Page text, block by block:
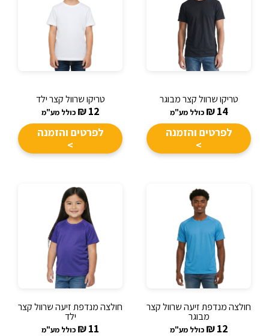
טריקו שרוול קצר מבוגר
14
₪ כולל מע"מ
לפרטים והזמנה
>
טריקו שרוול קצר ילד
12
₪ כולל מע"מ
לפרטים והזמנה
>
חולצה מנדפת זיעה שרוול קצר
מבוגר
12
₪ כולל מע"מ
חולצה מנדפת זיעה שרוול קצר
ילד
11
₪ כולל מע"מ